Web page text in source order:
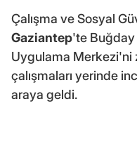
Çalışma ve Sosyal
Gaziantep'te Buğday
Uygulama Merkezi'ni
çalışmaları yerinde
araya geldi.